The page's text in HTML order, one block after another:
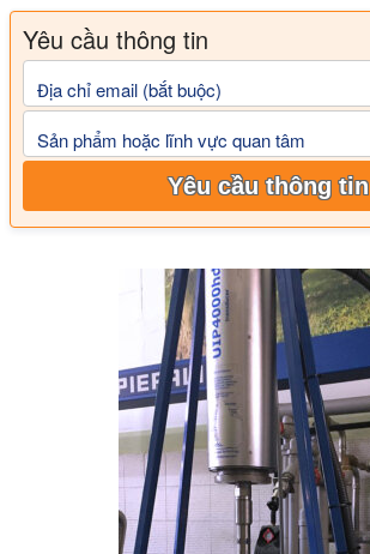
Yêu cầu thông tin
Địa chỉ email (bắt buộc)
Sản phẩm hoặc lĩnh vực quan tâm
Yêu cầu thông tin